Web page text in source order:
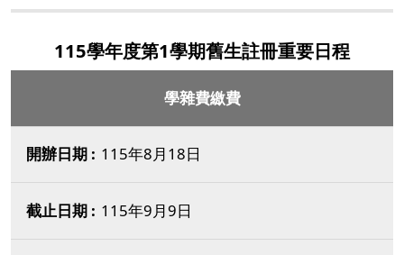
115學年度第1學期舊生註冊重要日程
學雜費繳費
115年8月18日
115年9月9日